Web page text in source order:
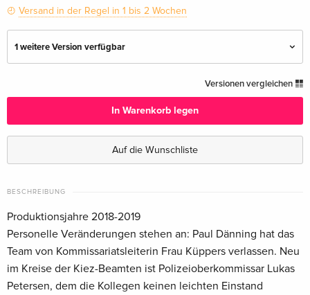
Versand in der Regel in 1 bis 2 Wochen
1 weitere Version verfügbar
CHF 29.50
Versionen vergleichen
In Warenkorb legen
Auf die Wunschliste
BESCHREIBUNG
Produktionsjahre 2018-2019
Personelle Veränderungen stehen an: Paul Dänning hat das
Team von Kommissariatsleiterin Frau Küppers verlassen. Neu
im Kreise der Kiez-Beamten ist Polizeioberkommissar Lukas
Petersen, dem die Kollegen keinen leichten Einstand